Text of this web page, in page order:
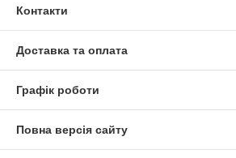
Контакти
Доставка та оплата
Графік роботи
Повна версія сайту